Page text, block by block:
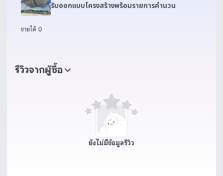
รับออกแบบโครงสร้างพร้อมรายการคำนวน
ขายได้ 0
รีวิวจากผู้ซื้อ
ยังไม่มีข้อมูลรีวิว